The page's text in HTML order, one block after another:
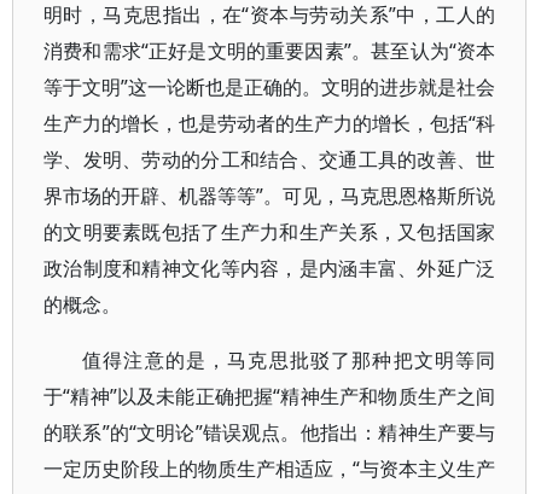
明时，马克思指出，在“资本与劳动关系”中，工人的
消费和需求“正好是文明的重要因素”。甚至认为“资本
等于文明”这一论断也是正确的。文明的进步就是社会
生产力的增长，也是劳动者的生产力的增长，包括“科
学、发明、劳动的分工和结合、交通工具的改善、世
界市场的开辟、机器等等”。可见，马克思恩格斯所说
的文明要素既包括了生产力和生产关系，又包括国家
政治制度和精神文化等内容，是内涵丰富、外延广泛
的概念。
值得注意的是，马克思批驳了那种把文明等同
于“精神”以及未能正确把握“精神生产和物质生产之间
的联系”的“文明论”错误观点。他指出：精神生产要与
一定历史阶段上的物质生产相适应，“与资本主义生产